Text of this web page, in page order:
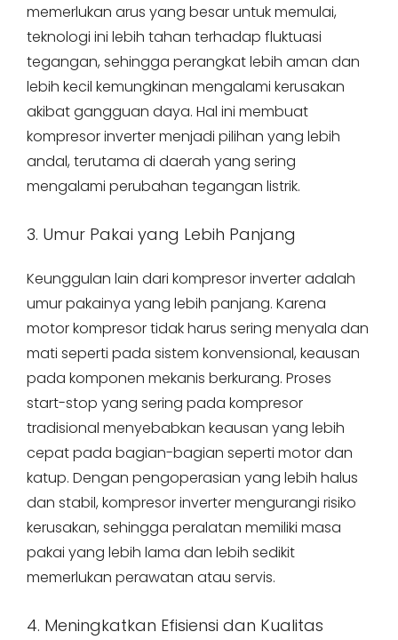
memerlukan arus yang besar untuk memulai,
teknologi ini lebih tahan terhadap fluktuasi
tegangan, sehingga perangkat lebih aman dan
lebih kecil kemungkinan mengalami kerusakan
akibat gangguan daya. Hal ini membuat
kompresor inverter menjadi pilihan yang lebih
andal, terutama di daerah yang sering
mengalami perubahan tegangan listrik.
3. Umur Pakai yang Lebih Panjang
Keunggulan lain dari kompresor inverter adalah
umur pakainya yang lebih panjang. Karena
motor kompresor tidak harus sering menyala dan
mati seperti pada sistem konvensional, keausan
pada komponen mekanis berkurang. Proses
start-stop yang sering pada kompresor
tradisional menyebabkan keausan yang lebih
cepat pada bagian-bagian seperti motor dan
katup. Dengan pengoperasian yang lebih halus
dan stabil, kompresor inverter mengurangi risiko
kerusakan, sehingga peralatan memiliki masa
pakai yang lebih lama dan lebih sedikit
memerlukan perawatan atau servis.
4. Meningkatkan Efisiensi dan Kualitas